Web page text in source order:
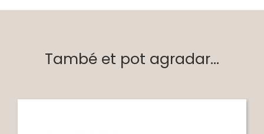
També et pot agradar...